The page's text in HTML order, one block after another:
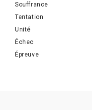
Souffrance
Tentation
Unité
Échec
Épreuve